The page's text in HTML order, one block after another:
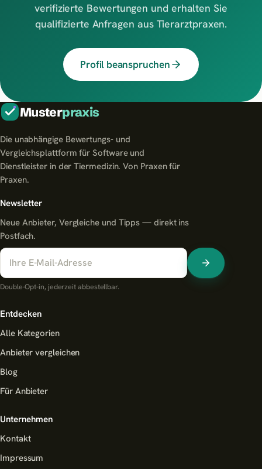
verifizierte Bewertungen und erhalten Sie
qualifizierte Anfragen aus Tierarztpraxen.
Profil beanspruchen
Musterpraxis
Die unabhängige Bewertungs- und
Vergleichsplattform für Software und
Dienstleister in der Tiermedizin. Von Praxen für
Praxen.
Newsletter
Neue Anbieter, Vergleiche und Tipps — direkt ins
Postfach.
Double-Opt-in, jederzeit abbestellbar.
Entdecken
Alle Kategorien
Anbieter vergleichen
Blog
Für Anbieter
Unternehmen
Kontakt
Impressum